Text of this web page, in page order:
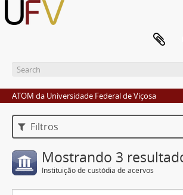
ATOM da Universidade Federal de Viçosa
Filtros
Mostrando 3
Instituição de custódia de acervos